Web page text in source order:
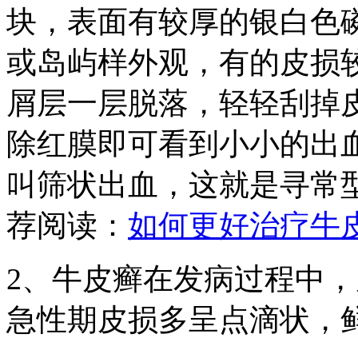
块，表面有较厚的银白色
或岛屿样外观，有的皮损
屑层一层脱落，轻轻刮掉
除红膜即可看到小小的出
叫筛状出血，这就是寻常
荐阅读： 如何更好治疗牛
2、牛皮癣在发病过程中
急性期皮损多呈点滴状，